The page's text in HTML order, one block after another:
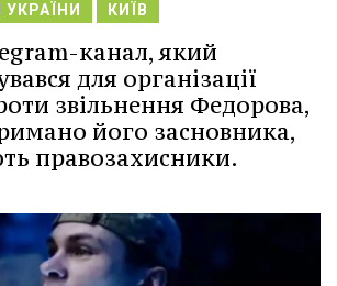
КИЇВ
канал, який
для організації
звільнення Федорова,
його засновника,
правозахисники.